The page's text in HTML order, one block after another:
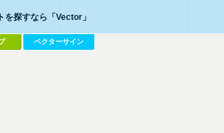
を探すなら「Vector」
ベクターサイン